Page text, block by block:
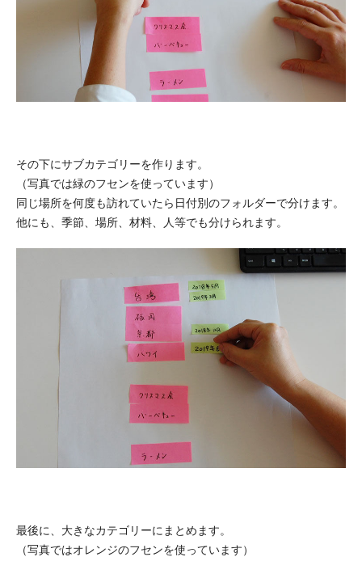
その下にサブカテゴリーを作ります。
（写真では緑のフセンを使っています）
同じ場所を何度も訪れていたら日付別のフォルダーで分けます。
他にも、季節、場所、材料、人等でも分けられます。
最後に、大きなカテゴリーにまとめます。
（写真ではオレンジのフセンを使っています）